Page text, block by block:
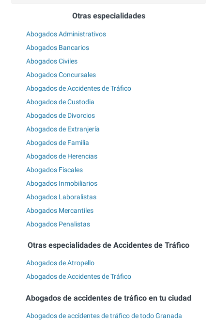
Otras especialidades
Abogados Administrativos
Abogados Bancarios
Abogados Civiles
Abogados Concursales
Abogados de Accidentes de Tráfico
Abogados de Custodia
Abogados de Divorcios
Abogados de Extranjería
Abogados de Familia
Abogados de Herencias
Abogados Fiscales
Abogados Inmobiliarios
Abogados Laboralistas
Abogados Mercantiles
Abogados Penalistas
Otras especialidades de Accidentes de Tráfico
Abogados de Atropello
Abogados de Accidentes de Tráfico
Abogados de accidentes de tráfico en tu ciudad
Abogados de accidentes de tráfico de todo Granada